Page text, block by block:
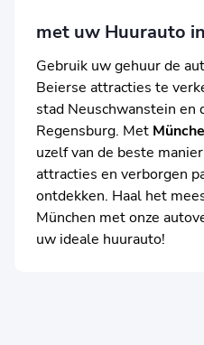
met uw Huurauto
Gebruik uw gehuur de
Beierse attracties te
stad Neuschwanstein en
Regensburg. Met
uzelf van de beste
attracties en verborgen
ontdekken. Haal het
München met onze
uw ideale huurauto!